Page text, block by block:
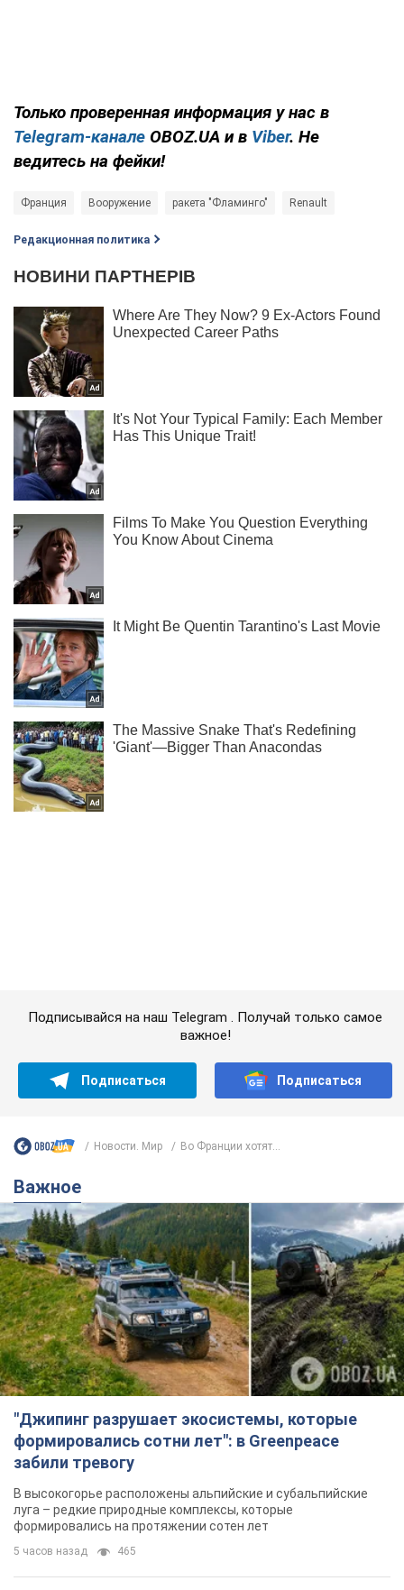
Только проверенная информация у нас в
Telegram-канале OBOZ.UA и в Viber. Не
ведитесь на фейки!
Франция Вооружение ракета "Фламинго" Renault
Редакционная политика
Важное
"Джипинг разрушает экосистемы, которые
формировались сотни лет": в Greenpeace
забили тревогу
В высокогорье расположены альпийские и субальпийские
луга – редкие природные комплексы, которые
формировались на протяжении сотен лет
5 часов назад 465
Жара в Украине пойдет на спад,
ожидаются грозы: синоптики дали
прогноз, когда стоит ожидать
изменения погоды
Совсем скоро жара постепенно отступит
5.08.2026 14:59 5,6 т.
"Или, может, я запугана с детства?"